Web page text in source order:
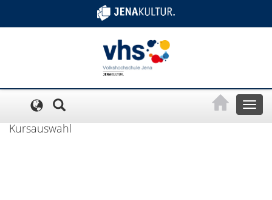
Toggle
Kursauswahl